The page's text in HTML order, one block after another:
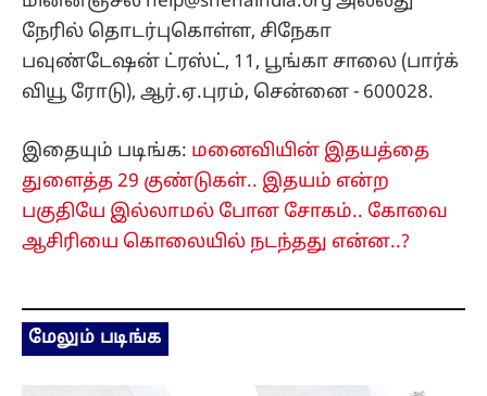
நேரில் தொடர்புகொள்ள, சிநேகா
பவுண்டேஷன் ட்ரஸ்ட், 11, பூங்கா சாலை (பார்க்
வியூ ரோடு), ஆர்.ஏ.புரம், சென்னை - 600028.
இதையும் படிங்க: மனைவியின் இதயத்தை
துளைத்த 29 குண்டுகள்.. இதயம் என்ற
பகுதியே இல்லாமல் போன சோகம்.. கோவை
ஆசிரியை கொலையில் நடந்தது என்ன..?
மேலும் படிங்க